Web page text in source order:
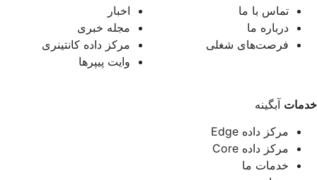
تماس با ما
درباره ما
فرصت‌های شغلی
اخبار
مجله خبری
مرکز داده کانتینری
وایت پیپرها
خدمات آبگینه
مرکز داده Edge
مرکز داده Core
خدمات ما